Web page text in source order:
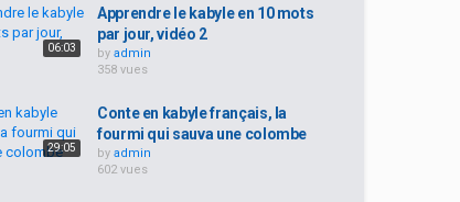
06:03
Apprendre le kabyle en 10 mots
par jour, vidéo 2
by admin
358 vues
29:05
Conte en kabyle français, la
fourmi qui sauva une colombe
by admin
602 vues